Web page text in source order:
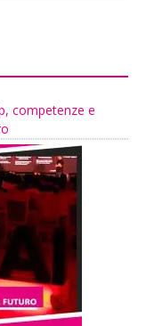
competenze e